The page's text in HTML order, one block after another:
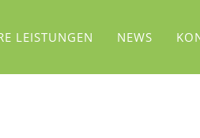
LEISTUNGEN NEWS